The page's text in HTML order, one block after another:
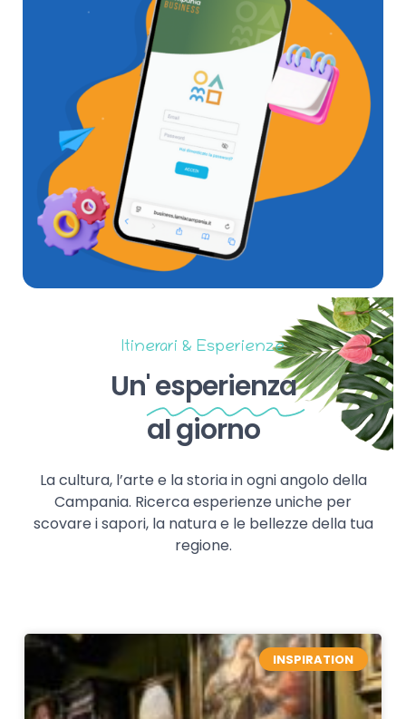
Itinerari & Esperienze
Un'esperienza
al giorno
La cultura, l’arte e la storia in ogni angolo della
Campania. Ricerca esperienze uniche per
scovare i sapori, la natura e le bellezze della tua
regione.
INSPIRATION